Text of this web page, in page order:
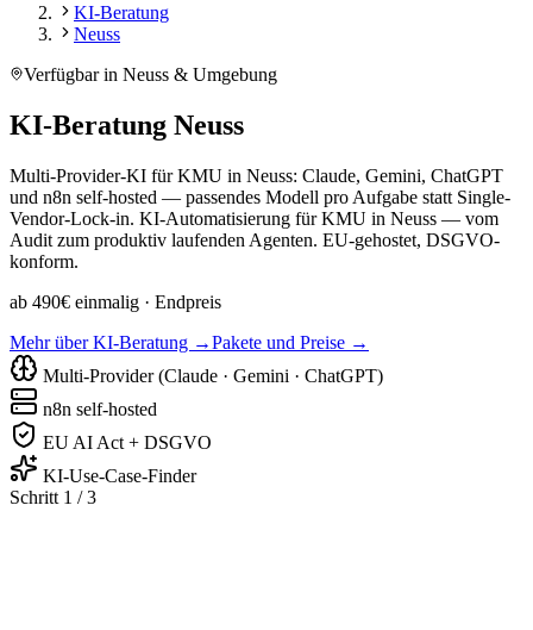
KI-Beratung
Neuss
Verfügbar in Neuss & Umgebung
KI-Beratung Neuss
Multi-Provider-KI für KMU in Neuss: Claude, Gemini, ChatGPT
und n8n self-hosted — passendes Modell pro Aufgabe statt Single-
Vendor-Lock-in. KI-Automatisierung für KMU in Neuss — vom
Audit zum produktiv laufenden Agenten. EU-gehostet, DSGVO-
konform.
ab 490€ einmalig · Endpreis
Mehr über KI-Beratung →Pakete und Preise →
Multi-Provider (Claude · Gemini · ChatGPT)
n8n self-hosted
EU AI Act + DSGVO
KI-Use-Case-Finder
Schritt 1 / 3